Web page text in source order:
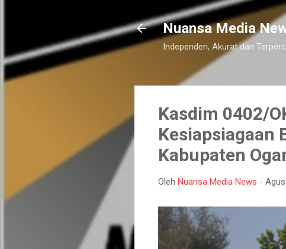
Nuansa Media
Independen, Akurat dan
Kasdim 0402/
Kesiapsiagaan
Kabupaten
Oleh Nuansa Media News -